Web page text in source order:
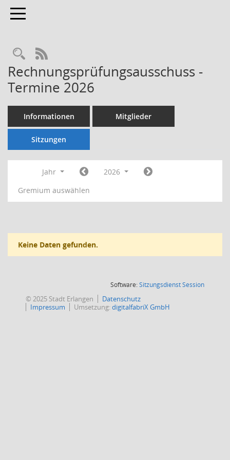
Toggle navigation
Rechercheauswahl
RSS-Feed
Rechnungsprüfungsausschuss -
Termine 2026
Informationen Mitglieder
Sitzungen
Jahr
2026
Gremium auswählen
Keine Daten gefunden.
Software:SitzungsdienstSession(Wird in
© 2025 Stadt Erlangen
Datenschutz
Impressum
Umsetzung:digitalfabriX GmbH